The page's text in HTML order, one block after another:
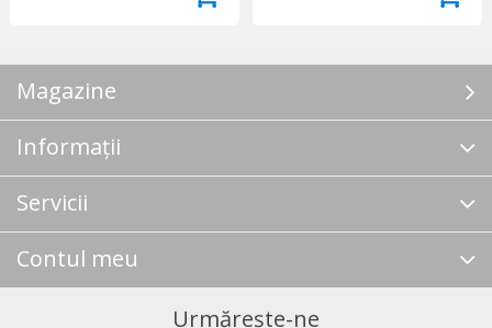
Magazine
Informații
Servicii
Contul meu
Urmărește-ne